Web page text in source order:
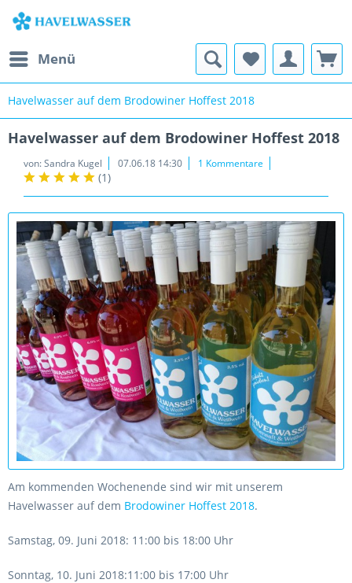
Menü
Havelwasser auf dem Brodowiner Hoffest 2018
Havelwasser auf dem Brodowiner Hoffest 2018
von:Sandra Kugel 07.06.18 14:30 1 Kommentare
(1)
Am kommenden Wochenende sind wir mit unserem
Havelwasser auf dem Brodowiner Hoffest 2018.
Samstag, 09. Juni 2018: 11:00 bis 18:00 Uhr
Sonntag, 10. Juni 2018:11:00 bis 17:00 Uhr